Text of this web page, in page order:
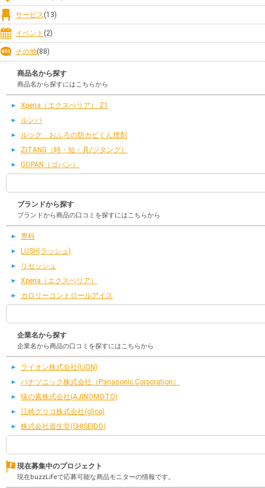
サービス(13)
イベント (2)
その他(88)
商品名から探す
商品名から探すにはこちらから
Xperia（エクスぺリア） Z1
ルンバ
ルック おふろの防カビくん煙剤
ZITANG（時・短・具/ジタング）
GOPAN（ゴパン）
ブランドから探す
ブランドから商品の口コミを探すにはこちらから
専科
LUSH(ラッシュ)
リセッシュ
Xperia（エクスぺリア）
カロリーコントロールアイス
企業名から探す
企業名から商品の口コミを探すにはこちらから
ライオン株式会社(LION)
パナソニック株式会社（Panasonic Corporation）
味の素株式会社(AJINOMOTO)
江崎グリコ株式会社(glico)
株式会社資生堂(SHISEIDO)
現在募集中のプロジェクト
現在buzzLifeで応募可能な商品モニターの情報です。